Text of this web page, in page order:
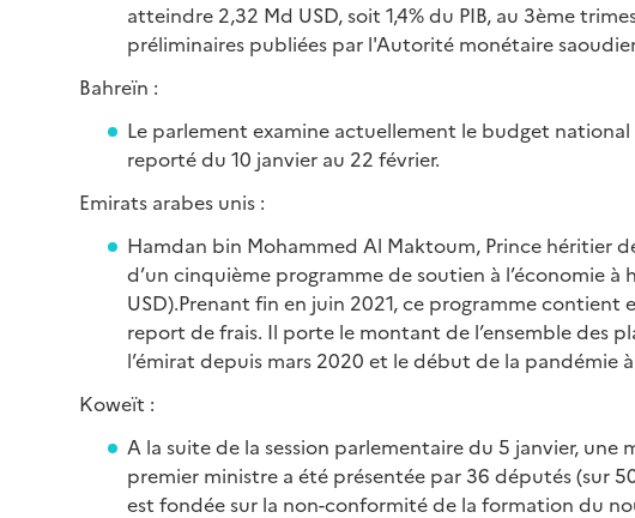
atteindre 2,32 Md USD, soit 1,4% du PIB, au 3ème
préliminaires publiées par l'Autorité monétaire
Bahreïn :
Le parlement examine actuellement le budget
reporté du 10 janvier au 22 février.
Emirats arabes unis :
Hamdan bin Mohammed Al Maktoum, Prince héritier
d’un cinquième programme de soutien à l’économie à
USD).Prenant fin en juin 2021, ce programme contient
report de frais. Il porte le montant de l’ensemble des
l’émirat depuis mars 2020 et le début de la pandémie à
Koweït :
A la suite de la session parlementaire du 5 janvier,
premier ministre a été présentée par 36 députés (sur
est fondée sur la non-conformité de la formation du